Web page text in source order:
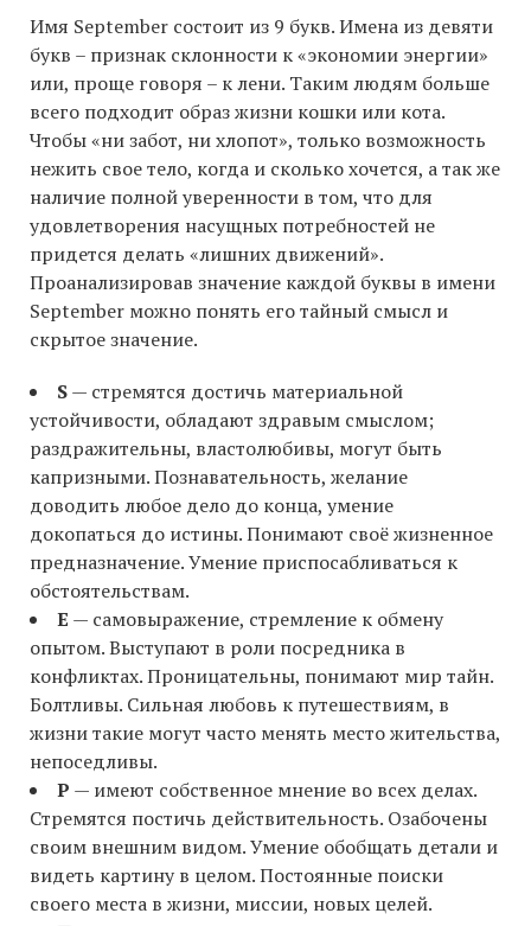
Имя September состоит из 9 букв. Имена из девяти
букв – признак склонности к «экономии энергии»
или, проще говоря – к лени. Таким людям больше
всего подходит образ жизни кошки или кота.
Чтобы «ни забот, ни хлопот», только возможность
нежить свое тело, когда и сколько хочется, а так же
наличие полной уверенности в том, что для
удовлетворения насущных потребностей не
придется делать «лишних движений».
Проанализировав значение каждой буквы в имени
September можно понять его тайный смысл и
скрытое значение.
S— стремятся достичь материальной
устойчивости, обладают здравым смыслом;
раздражительны, властолюбивы, могут быть
капризными. Познавательность, желание
доводить любое дело до конца, умение
докопаться до истины. Понимают своё жизненное
предназначение. Умение приспосабливаться к
обстоятельствам.
E — самовыражение, стремление к обмену
опытом. Выступают в роли посредника в
конфликтах. Проницательны, понимают мир тайн.
Болтливы. Сильная любовь к путешествиям, в
жизни такие могут часто менять место жительства,
непоседливы.
P — имеют собственное мнение во всех делах.
Стремятся постичь действительность. Озабочены
своим внешним видом. Умение обобщать детали и
видеть картину в целом. Постоянные поиски
своего места в жизни, миссии, новых целей.